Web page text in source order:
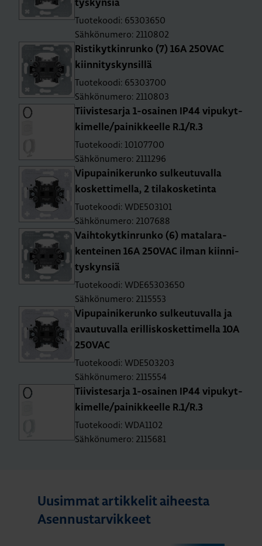
tys­kyn­siä
Tuotekoodi: 65303650
Sähkönumero: 2110802
Ris­ti­kyt­kin­run­ko (7) 16A 250­VAC
kiin­ni­tys­kyn­sil­lä
Tuotekoodi: 65303700
Sähkönumero: 2110803
Tii­vis­te­sar­ja 1-osai­nen IP44 vi­pu­kyt­
ki­mel­le/pai­nik­keel­le R.1/R.3
Tuotekoodi: 10107700
Sähkönumero: 2111296
Vi­pu­pai­ni­ke­run­ko sul­keu­tu­val­la
kos­ket­ti­mel­la, 2 ti­la­kos­ke­tin­ta
Tuotekoodi: WDE503101
Sähkönumero: 2107688
Vaih­to­kyt­kin­run­ko (6) ma­ta­la­ra­
ken­tei­nen 16A 250­VAC ilman kiin­ni­
tys­kyn­siä
Tuotekoodi: WDE65303650
Sähkönumero: 2115553
Vi­pu­pai­ni­ke­run­ko sul­keu­tu­val­la ja
avau­tu­val­la eril­lis­kos­ket­ti­mel­la 10A
250­VAC
Tuotekoodi: WDE503203
Sähkönumero: 2115554
Tii­vis­te­sar­ja 1-osai­nen IP44 vi­pu­kyt­
ki­mel­le/pai­nik­keel­le R.1/R.3
Tuotekoodi: WDA1102
Sähkönumero: 2115681
Uusimmat artikkelit aiheesta
Asennustarvikkeet